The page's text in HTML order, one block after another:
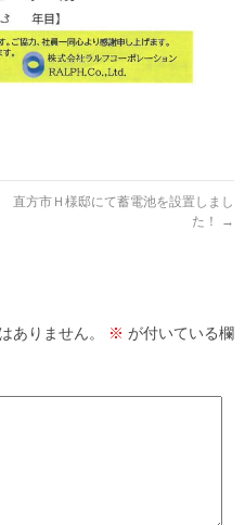
直方市Ｈ様邸にて蓄電池を設置しまし
た！
→
ありません。 ※ が付いている欄